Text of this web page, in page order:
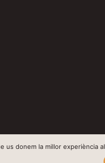
us donem la millor experiència